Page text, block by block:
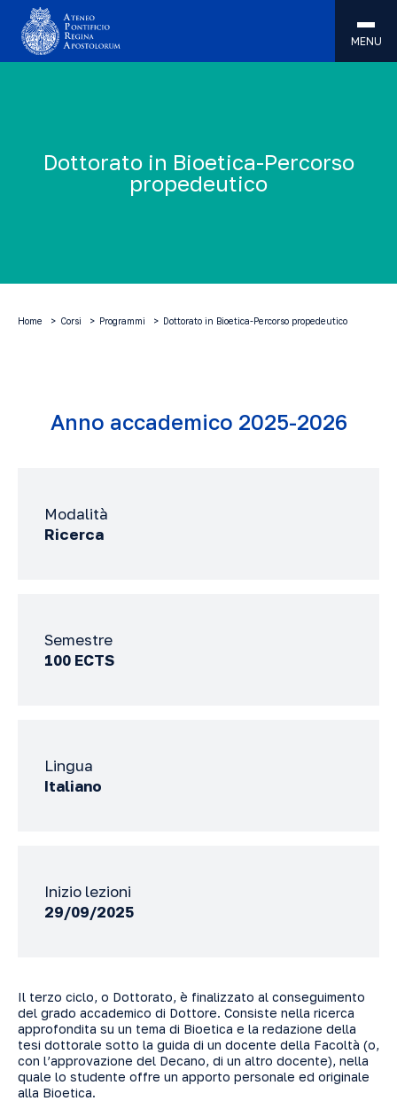
MENU
Dottorato in Bioetica-Percorso
propedeutico
Home Corsi Programmi Dottorato in Bioetica-Percorso propedeutico
Anno accademico 2025-2026
Modalità
Ricerca
Semestre
100 ECTS
Lingua
Italiano
Inizio lezioni
29/09/2025
Il terzo ciclo, o Dottorato, è finalizzato al conseguimento
del grado accademico di Dottore. Consiste nella ricerca
approfondita su un tema di Bioetica e la redazione della
tesi dottorale sotto la guida di un docente della Facoltà (o,
con l’approvazione del Decano, di un altro docente), nella
quale lo studente offre un apporto personale ed originale
alla Bioetica.